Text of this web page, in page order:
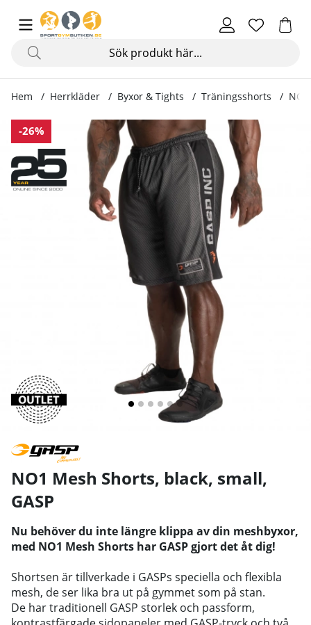
Hem Herrkläder Byxor & Tights Träningsshorts
-26%
Produktbilder NO1 Mesh Shorts, black
NO1 Mesh Shorts, black, small,
GASP
Nu behöver du inte längre klippa av din meshbyxor,
med NO1 Mesh Shorts har GASP gjort det åt dig!
Shortsen är tillverkade i GASPs speciella och flexibla
mesh, de ser lika bra ut på gymmet som på stan.
De har traditionell GASP storlek och passform,